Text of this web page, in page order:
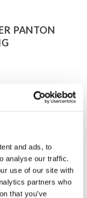
and ads, to
analyse our traffic.
use of our site with
partners who
that you’ve
PANTON